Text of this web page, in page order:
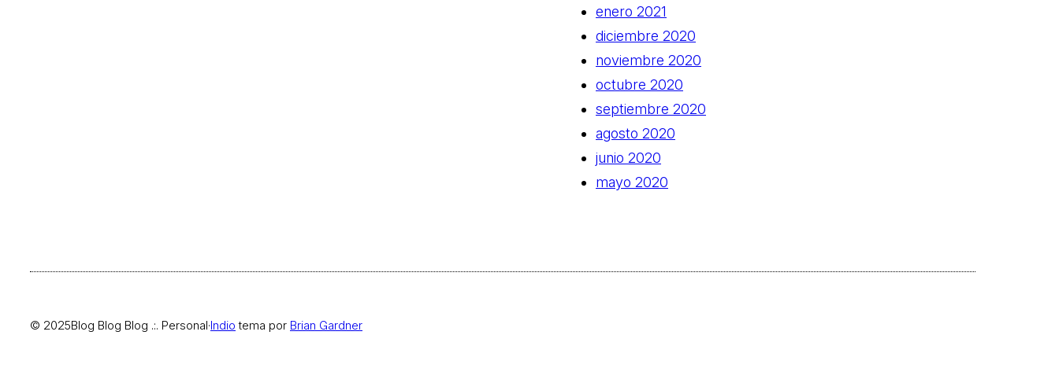
enero 2021
diciembre 2020
noviembre 2020
octubre 2020
septiembre 2020
agosto 2020
junio 2020
mayo 2020
© 2025Blog Blog Blog .:. Personal·Indio tema por Brian Gardner